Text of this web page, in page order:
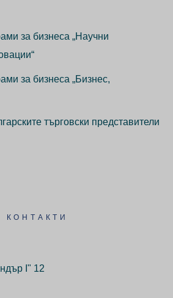
за бизнеса „Научни
за бизнеса „Бизнес,
търговски представители
КОНТАКТИ
I" 12